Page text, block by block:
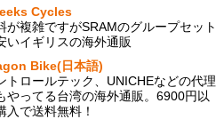
Cycles
が複雑ですがSRAMのグループセット
いイギリスの海外通販
Bike(日本語)
トロールテック、UNICHEなどの代理
やってる台湾の海外通販。6900円以
入で送料無料！